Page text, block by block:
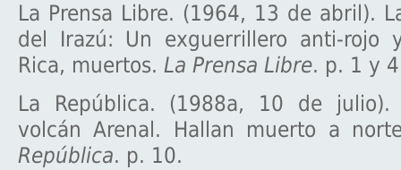
La Prensa Libre. (1964, 13 de abril).
del Irazú: Un exguerrillero anti-rojo
Rica, muertos. La Prensa Libre. p. 1 y
La República. (1988a, 10 de
volcán Arenal. Hallan muerto a
República. p. 10.